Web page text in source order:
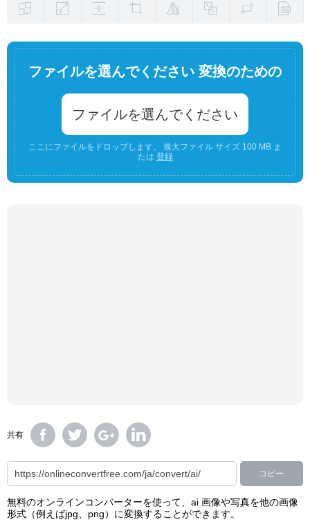
ファイルを選んでください 変換のための
ファイルを選んでください
ここにファイルをドロップします。 最大ファイル サイズ 100 MB ま
たは 登録
共有
コピー
無料のオンラインコンバーターを使って、ai 画像や写真を他の画像
形式（例えばjpg、png）に変換することができます。